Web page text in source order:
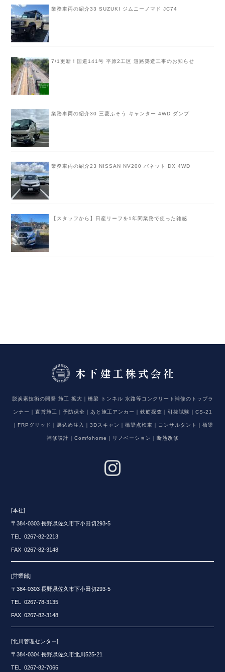
業務車両の紹介33 SUZUKI ジムニーノマド JC74
7/1更新！国道141号 平原2工区 道路築造工事のお知らせ
業務車両の紹介30 三菱ふそう キャンター 4WD ダンプ
業務車両の紹介23 NISSAN NV200 バネット DX 4WD
【スタッフから】日産リーフを1年間業務で使った雑感
脱炭素技術の開発 施工 拡大｜橋梁 トンネル 水路等コンクリート補修のトップラ
ンナー｜直営施工｜予防保全｜あと施工アンカー｜鉄筋探査｜引抜試験｜CS-21
｜FRPグリッド｜裏込め注入｜3Dスキャン｜橋梁点検車｜コンサルタント｜橋梁
補修設計｜Comfohome｜リノベーション｜断熱改修
[本社]
〒384-0303 長野県佐久市下小田切293-5
TEL 0267-82-2213
FAX 0267-82-3148
[営業部]
〒384-0303 長野県佐久市下小田切293-5
TEL 0267-78-3135
FAX 0267-82-3148
[北川管理センター]
〒384-0304 長野県佐久市北川525-21
TEL 0267-82-7065